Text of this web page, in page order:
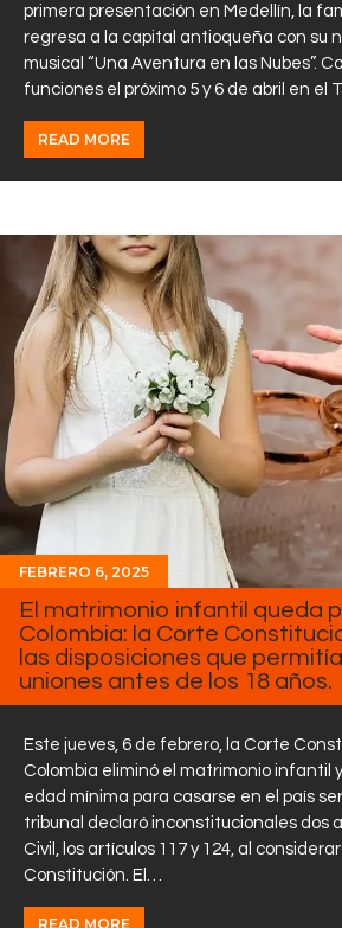
primera presentación en Medellín, la
regresa a la capital antioqueña con su
musical “Una Aventura en las Nubes”.
funciones el próximo 5 y 6 de abril en el
READ MORE
FEBRERO 6, 2025
El matrimonio infantil queda
Colombia: la Corte
las disposiciones que
uniones antes de los 18 años.
Este jueves, 6 de febrero, la Corte
Colombia eliminó el matrimonio infantil
edad mínima para casarse en el país
tribunal declaró inconstitucionales dos
Civil, los artículos 117 y 124, al
Constitución. El…
READ MORE